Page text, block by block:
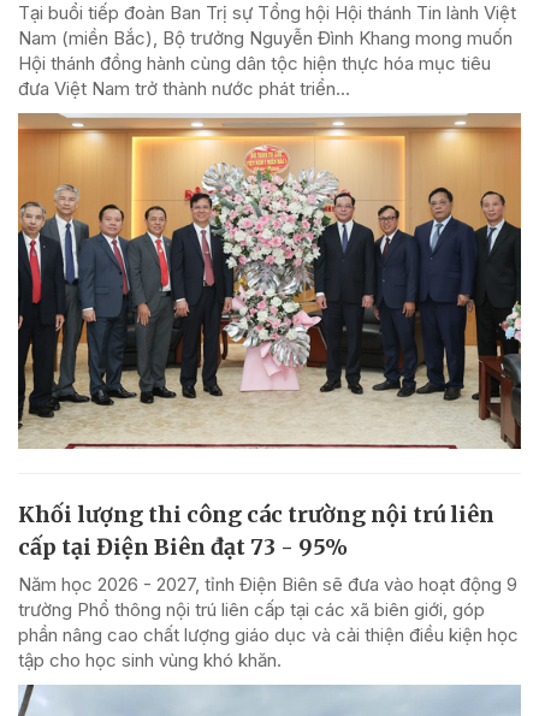
Tại buổi tiếp đoàn Ban Trị sự Tổng hội Hội thánh Tin lành Việt
Nam (miền Bắc), Bộ trưởng Nguyễn Đình Khang mong muốn
Hội thánh đồng hành cùng dân tộc hiện thực hóa mục tiêu
đưa Việt Nam trở thành nước phát triển...
Khối lượng thi công các trường nội trú liên
cấp tại Điện Biên đạt 73 - 95%
Năm học 2026 - 2027, tỉnh Điện Biên sẽ đưa vào hoạt động 9
trường Phổ thông nội trú liên cấp tại các xã biên giới, góp
phần nâng cao chất lượng giáo dục và cải thiện điều kiện học
tập cho học sinh vùng khó khăn.